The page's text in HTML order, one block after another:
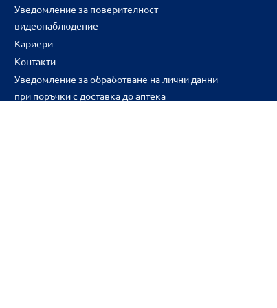
Уведомление за поверителност
видеонаблюдение
Кариери
Контакти
Уведомление за обработване на лични данни
при поръчки с доставка до аптека